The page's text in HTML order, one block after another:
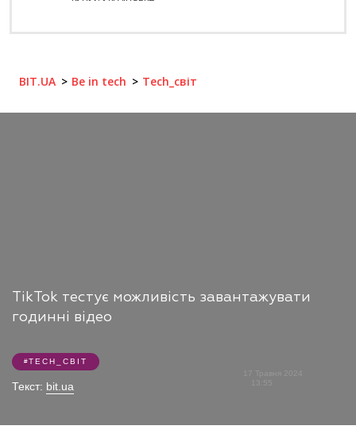
BIT.UA Be in tech Tech_світ
TikTok тестує можливість завантажувати
годинні відео
TECH_СВІТ
Текст: bit.ua
17 Травня 2024